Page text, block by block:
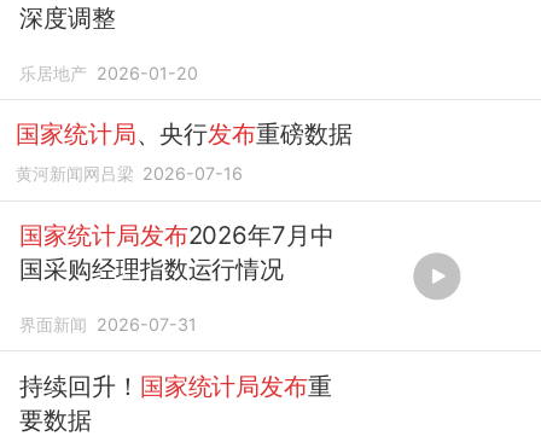
深度调整
乐居地产 2026-01-20
国家统计局、央行发布重磅数据
黄河新闻网吕梁 2026-07-16
国家统计局发布2026年7月中
国采购经理指数运行情况
界面新闻 2026-07-31
持续回升！ 国家统计局发布重
要数据